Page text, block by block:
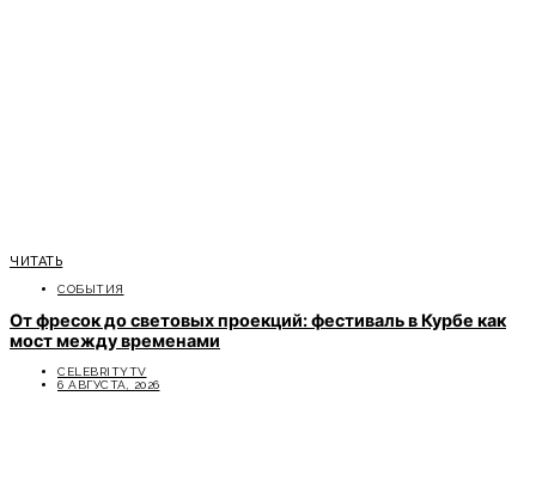
ЧИТАТЬ
СОБЫТИЯ
От фресок до световых проекций: фестиваль в Курбе как
мост между временами
CELEBRITYTV
6 АВГУСТА, 2026